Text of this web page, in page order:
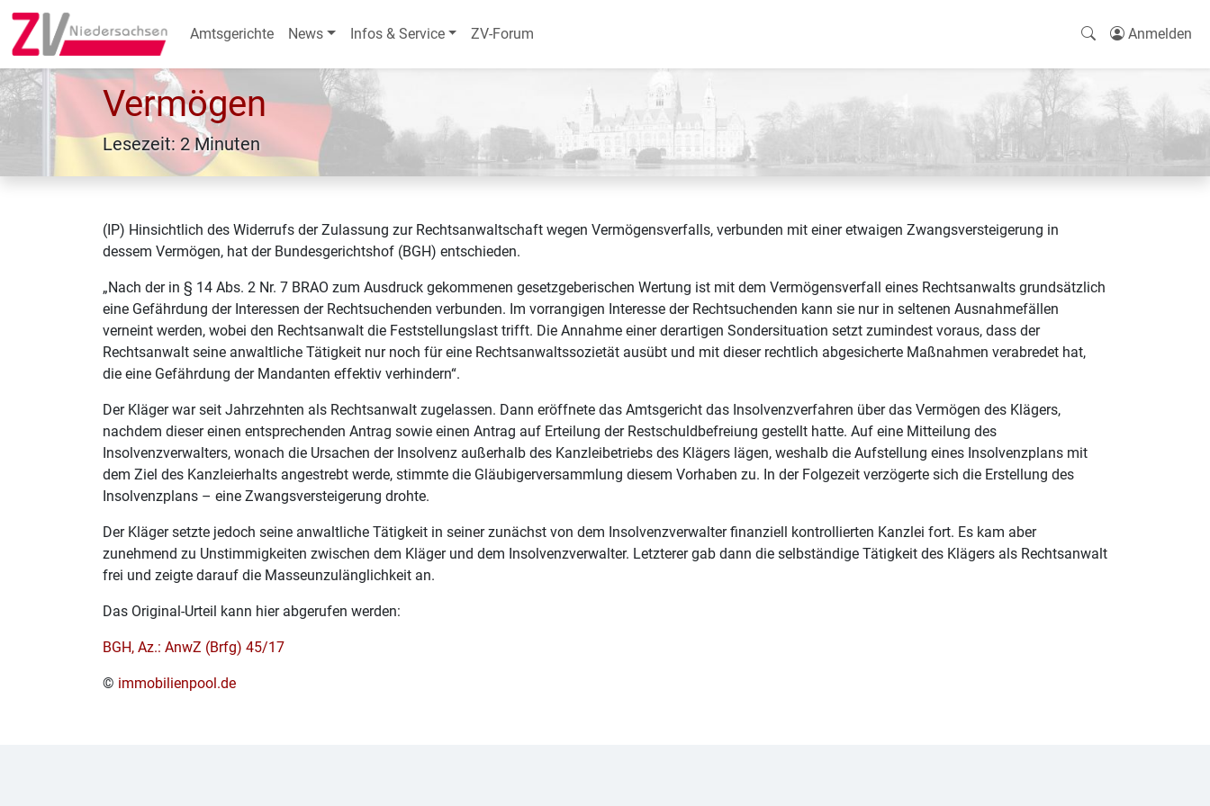
Amtsgerichte News Infos & Service ZV-Forum Anmelden
Vermögen
Lesezeit: 2 Minuten
(IP) Hinsichtlich des Widerrufs der Zulassung zur Rechtsanwaltschaft wegen Vermögensverfalls, verbunden mit einer etwaigen Zwangsversteigerung in
dessem Vermögen, hat der Bundesgerichtshof (BGH) entschieden.
„Nach der in § 14 Abs. 2 Nr. 7 BRAO zum Ausdruck gekommenen gesetzgeberischen Wertung ist mit dem Vermögensverfall eines Rechtsanwalts grundsätzlich
eine Gefährdung der Interessen der Rechtsuchenden verbunden. Im vorrangigen Interesse der Rechtsuchenden kann sie nur in seltenen Ausnahmefällen
verneint werden, wobei den Rechtsanwalt die Feststellungslast trifft. Die Annahme einer derartigen Sondersituation setzt zumindest voraus, dass der
Rechtsanwalt seine anwaltliche Tätigkeit nur noch für eine Rechtsanwaltssozietät ausübt und mit dieser rechtlich abgesicherte Maßnahmen verabredet hat,
die eine Gefährdung der Mandanten effektiv verhindern“.
Der Kläger war seit Jahrzehnten als Rechtsanwalt zugelassen. Dann eröffnete das Amtsgericht das Insolvenzverfahren über das Vermögen des Klägers,
nachdem dieser einen entsprechenden Antrag sowie einen Antrag auf Erteilung der Restschuldbefreiung gestellt hatte. Auf eine Mitteilung des
Insolvenzverwalters, wonach die Ursachen der Insolvenz außerhalb des Kanzleibetriebs des Klägers lägen, weshalb die Aufstellung eines Insolvenzplans mit
dem Ziel des Kanzleierhalts angestrebt werde, stimmte die Gläubigerversammlung diesem Vorhaben zu. In der Folgezeit verzögerte sich die Erstellung des
Insolvenzplans – eine Zwangsversteigerung drohte.
Der Kläger setzte jedoch seine anwaltliche Tätigkeit in seiner zunächst von dem Insolvenzverwalter finanziell kontrollierten Kanzlei fort. Es kam aber
zunehmend zu Unstimmigkeiten zwischen dem Kläger und dem Insolvenzverwalter. Letzterer gab dann die selbständige Tätigkeit des Klägers als Rechtsanwalt
frei und zeigte darauf die Masseunzulänglichkeit an.
Das Original-Urteil kann hier abgerufen werden:
BGH, Az.: AnwZ (Brfg) 45/17
© immobilienpool.de